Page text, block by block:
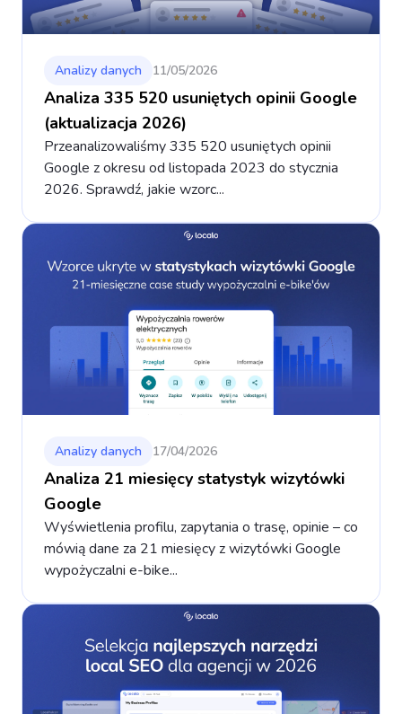
Analizy danych 11/05/2026
Analiza 335 520 usuniętych opinii Google
(aktualizacja 2026)
Przeanalizowaliśmy 335 520 usuniętych opinii
Google z okresu od listopada 2023 do stycznia
2026. Sprawdź, jakie wzorc...
Analizy danych 17/04/2026
Analiza 21 miesięcy statystyk wizytówki
Google
Wyświetlenia profilu, zapytania o trasę, opinie – co
mówią dane za 21 miesięcy z wizytówki Google
wypożyczalni e-bike...